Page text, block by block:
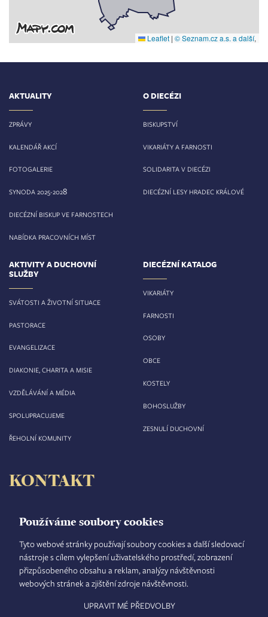
Používáme soubory cookies
Tyto webové stránky používají soubory cookies a další sledovací
nástroje s cílem vylepšení uživatelského prostředí, zobrazení
přizpůsobeného obsahu a reklam, analýzy návštěvnosti
webových stránek a zjištění zdroje návštěvnosti.
UPRAVIT MÉ PŘEDVOLBY
Leaflet | © Seznam.cz a.s. a další,
AKTUALITY
ZPRÁVY
KALENDÁŘ AKCÍ
FOTOGALERIE
SYNODA 2025-2028
DIECÉZNÍ BISKUP VE FARNOSTECH
NABÍDKA PRACOVNÍCH MÍST
O DIECÉZI
BISKUPSTVÍ
VIKARIÁTY A FARNOSTI
SOLIDARITA V DIECÉZI
DIECÉZNÍ LESY HRADEC KRÁLOVÉ
AKTIVITY A DUCHOVNÍ
SLUŽBY
SVÁTOSTI A ŽIVOTNÍ SITUACE
PASTORACE
EVANGELIZACE
DIAKONIE, CHARITA A MISIE
VZDĚLÁVÁNÍ A MÉDIA
SPOLUPRACUJEME
ŘEHOLNÍ KOMUNITY
DIECÉZNÍ KATALOG
VIKARIÁTY
FARNOSTI
OSOBY
OBCE
KOSTELY
BOHOSLUŽBY
ZESNULÍ DUCHOVNÍ
KONTAKT
Velké náměstí 35/44
500 03 Hradec Králové
tel.: +420 495 063 611
IČO: 00 44 51 34
DIČ: CZ 00 44 51 34
Číslo účtu: 1006010044/5500
TISKOVÝ MLUVČÍ INTRANET MAPA STRÁNEK